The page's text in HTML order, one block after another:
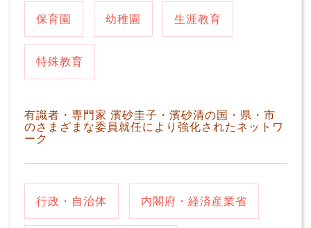
保育園 幼稚園 生涯教育
特殊教育
有識者・専門家 濱砂圭子・濱砂清の国・県・市
のさまざまな委員就任により強化されたネットワ
ーク
行政・自治体 内閣府・経済産業省